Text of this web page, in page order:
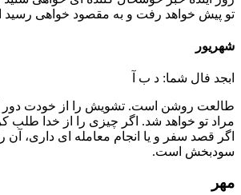
تو پیش خواهد رفت و به مقصود خواهی رسید
شهریور
ابجد فال شما: د ب آ
طالعت روشن است. تشویش را از خودت دور
مراد تو خواهد شد. اگر چیزی را از خدا
اگر قصد سفر و یا انجام معامله ای داری، آن
سودبخش است.
مهر